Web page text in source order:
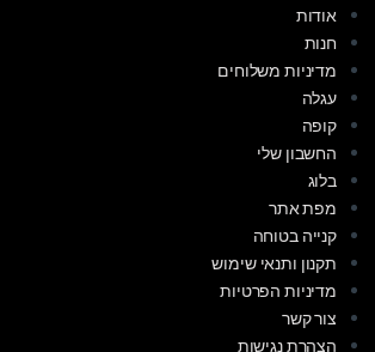
אודות
חנות
מדיניות משלוחים
עגלה
קופה
החשבון שלי
בלוג
מפת אתר
קנייה בטוחה
תקנון ותנאי שימוש
מדיניות הפרטיות
צור קשר
הצהרת נגישות